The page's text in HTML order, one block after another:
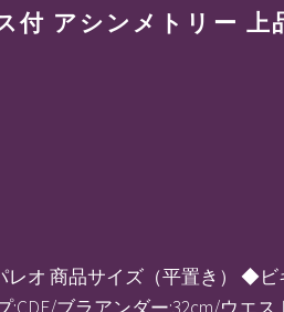
付 アシンメトリー 上
レオ 商品サイズ（平置き） ◆ビ